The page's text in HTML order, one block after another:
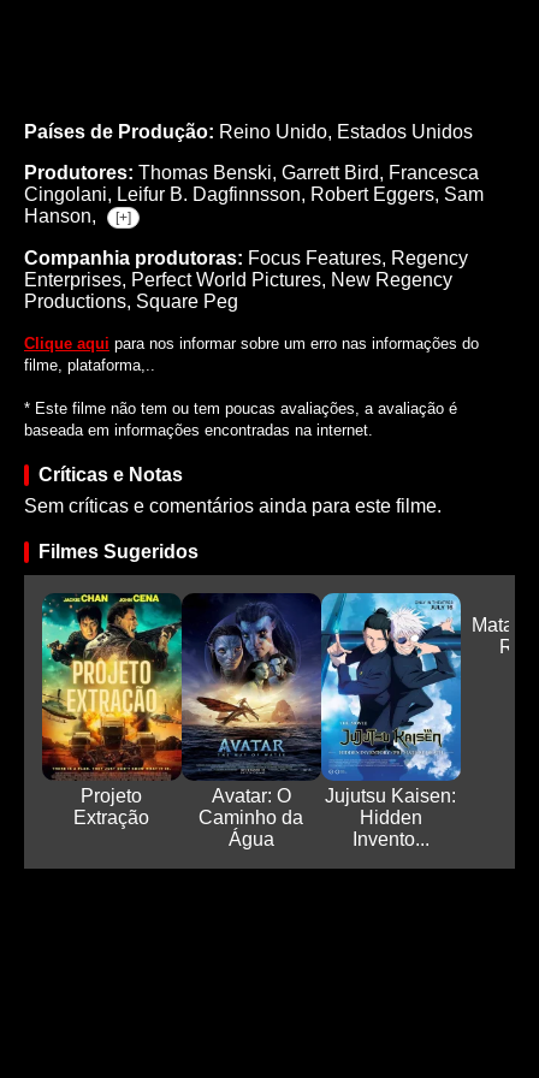
Países de Produção: Reino Unido, Estados Unidos
Produtores: Thomas Benski, Garrett Bird, Francesca
Cingolani, Leifur B. Dagfinnsson, Robert Eggers, Sam
Hanson,
[+]
Companhia produtoras: Focus Features, Regency
Enterprises, Perfect World Pictures, New Regency
Productions, Square Peg
Clique aqui para nos informar sobre um erro nas informações do
filme, plataforma,..
* Este filme não tem ou tem poucas avaliações, a avaliação é
baseada em informações encontradas na internet.
Críticas e Notas
Sem críticas e comentários ainda para este filme.
Filmes Sugeridos
Projeto
Extração
Avatar: O
Caminho da
Água
Jujutsu Kaisen:
Hidden
Invento...
Matar.